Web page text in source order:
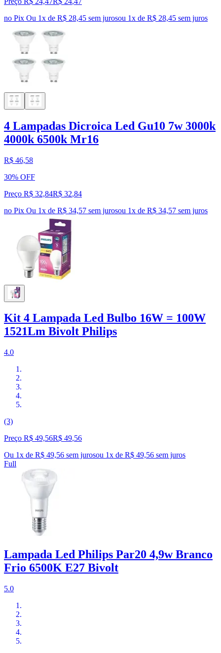
no Pix Ou 1x de R$ 28,45 sem jurosou 1x de R$ 28,45 sem juros
4 Lampadas Dicroica Led Gu10 7w 3000k
4000k 6500k Mr16
R$ 46,58
30% OFF
Preço R$ 32,84R$ 32,84
no Pix Ou 1x de R$ 34,57 sem jurosou 1x de R$ 34,57 sem juros
Kit 4 Lampada Led Bulbo 16W = 100W
1521Lm Bivolt Philips
4.0
(3)
Preço R$ 49,56R$ 49,56
Ou 1x de R$ 49,56 sem jurosou 1x de R$ 49,56 sem juros
Full
Lampada Led Philips Par20 4,9w Branco
Frio 6500K E27 Bivolt
5.0